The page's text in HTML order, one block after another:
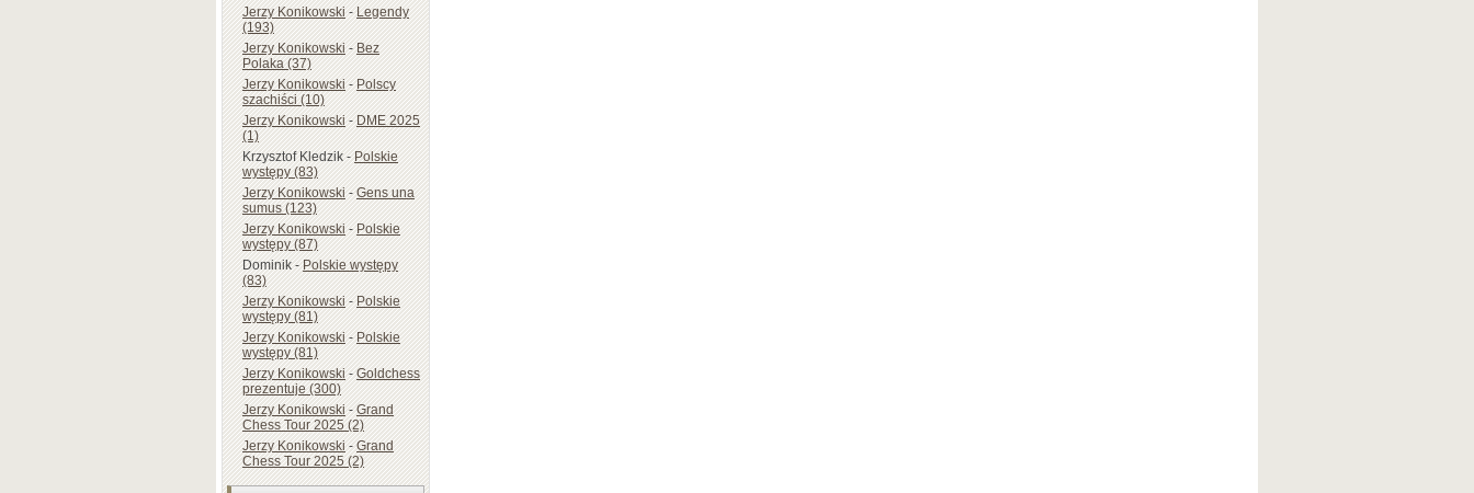
Jerzy Konikowski-Legendy
(193)
Jerzy Konikowski-Bez
Polaka (37)
Jerzy Konikowski-Polscy
szachiści (10)
Jerzy Konikowski-DME 2025
(1)
Krzysztof Kledzik-Polskie
występy (83)
Jerzy Konikowski-Gens una
sumus (123)
Jerzy Konikowski-Polskie
występy (87)
Dominik-Polskie występy
(83)
Jerzy Konikowski-Polskie
występy (81)
Jerzy Konikowski-Polskie
występy (81)
Jerzy Konikowski-Goldchess
prezentuje (300)
Jerzy Konikowski-Grand
Chess Tour 2025 (2)
Jerzy Konikowski-Grand
Chess Tour 2025 (2)